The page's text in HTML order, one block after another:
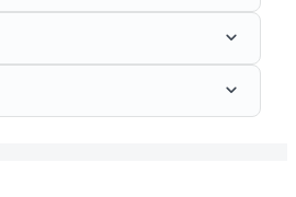
keyboard_arrow_down
keyboard_arrow_down